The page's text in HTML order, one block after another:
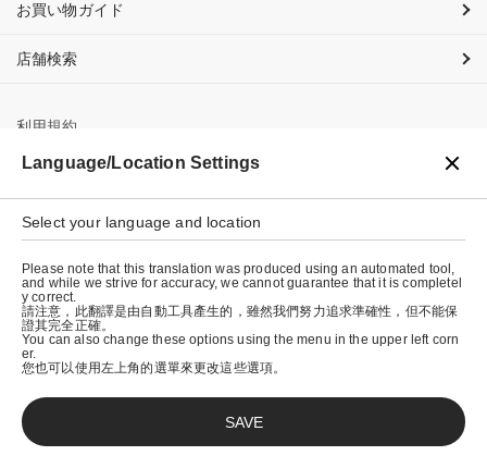
お買い物ガイド
店舗検索
利用規約
プライバシーポリシー
特定商取引法に基づく表示
会社概要
© graniph inc.
Language/Location Settings
Select your language and location
Please note that this translation was produced using an automated tool,
and while we strive for accuracy, we cannot guarantee that it is completel
y correct.
請注意，此翻譯是由自動工具產生的，雖然我們努力追求準確性，但不能保
證其完全正確。
You can also change these options using the menu in the upper left corn
er.
您也可以使用左上角的選單來更改這些選項。
SAVE